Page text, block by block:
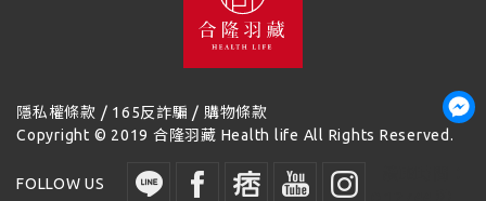
隱私權條款 / 165反詐騙 / 購物條款
Copyright © 2019 合隆羽藏 Health life All Rights Reserved.
FOLLOW US